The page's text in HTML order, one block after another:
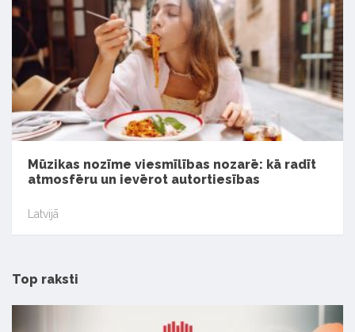
Mūzikas nozīme viesmīlības nozarē: kā radīt
atmosfēru un ievērot autortiesības
Latvijā
Top raksti